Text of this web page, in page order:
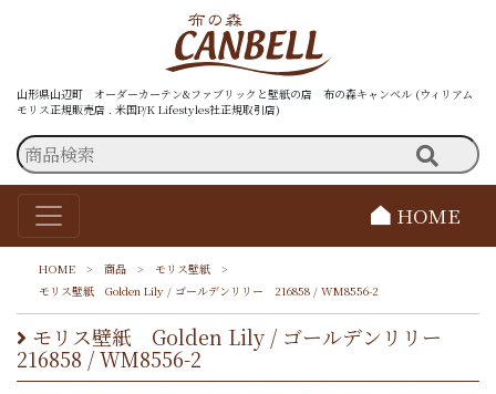
山形県山辺町 オーダーカーテン&ファブリックと壁紙の店 布の森キャンベル (ウィリアム
モリス正規販売店 . 米国P/K Lifestyles社正規取引店)
HOME
HOME > 商品 > モリス壁紙
>
モリス壁紙 Golden Lily / ゴールデンリリー 216858 / WM8556-2
モリス壁紙 Golden Lily / ゴールデンリリー
216858 / WM8556-2